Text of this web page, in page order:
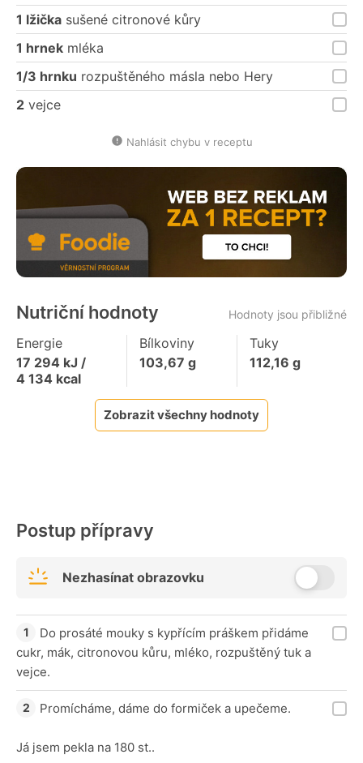
1 lžička sušené citronové kůry
1 hrnek mléka
1/3 hrnku rozpuštěného másla nebo Hery
2 vejce
Nahlásit chybu v receptu
Nutriční hodnoty Hodnoty jsou přibližné
Energie
17 294 kJ /
4 134 kcal
Bílkoviny
103,67 g
Tuky
112,16 g
Zobrazit všechny hodnoty
Postup přípravy
Nezhasínat obrazovku
Do prosáté mouky s kypřícím práškem přidáme
cukr, mák, citronovou kůru, mléko, rozpuštěný tuk a
vejce.
Promícháme, dáme do formiček a upečeme.
Já jsem pekla na 180 st..